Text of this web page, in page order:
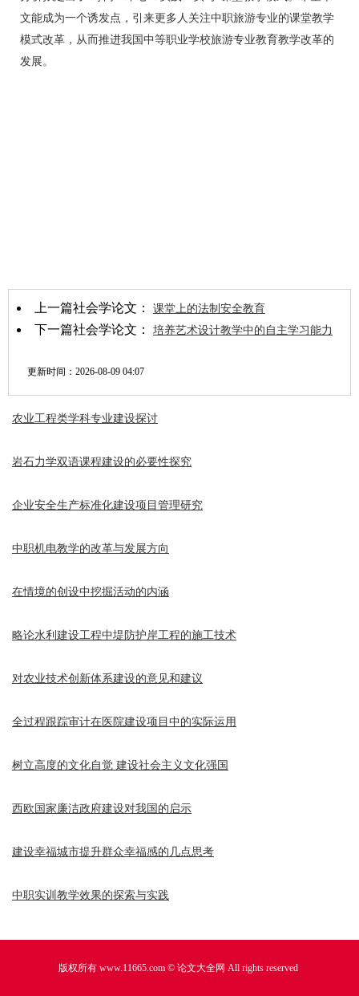
文能成为一个诱发点，引来更多人关注中职旅游专业的课堂教学
模式改革，从而推进我国中等职业学校旅游专业教育教学改革的
发展。
上一篇社会学论文： 课堂上的法制安全教育
下一篇社会学论文： 培养艺术设计教学中的自主学习能力
更新时间： 2026-08-09 04:07
农业工程类学科专业建设探讨
岩石力学双语课程建设的必要性探究
企业安全生产标准化建设项目管理研究
中职机电教学的改革与发展方向
在情境的创设中挖掘活动的内涵
略论水利建设工程中堤防护岸工程的施工技术
对农业技术创新体系建设的意见和建议
全过程跟踪审计在医院建设项目中的实际运用
树立高度的文化自觉 建设社会主义文化强国
西欧国家廉洁政府建设对我国的启示
建设幸福城市提升群众幸福感的几点思考
中职实训教学效果的探索与实践
版权所有 www.11665.com © 论文大全网 All rights reserved